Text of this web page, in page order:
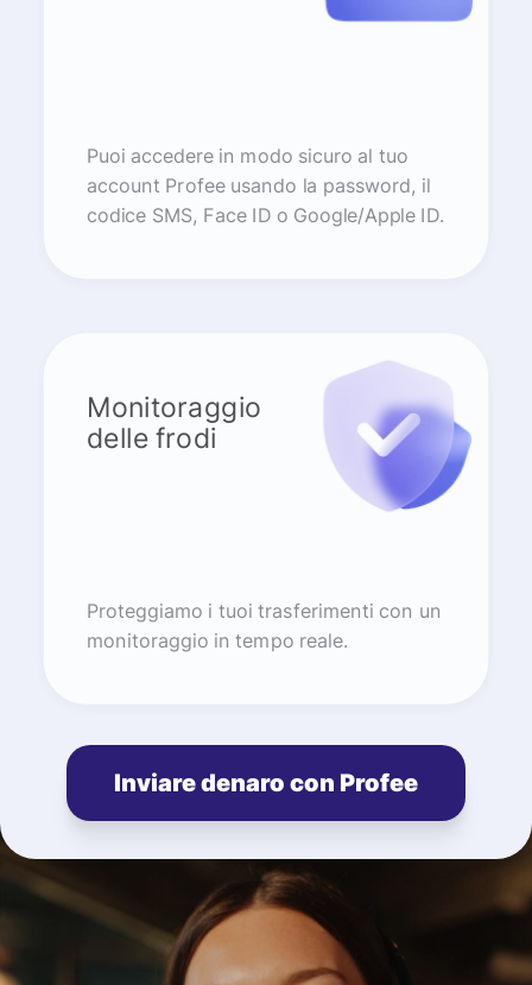
Puoi accedere in modo sicuro al tuo
account Profee usando la password, il
codice SMS, Face ID o Google/Apple ID.
Monitoraggio
delle frodi
Proteggiamo i tuoi trasferimenti con un
monitoraggio in tempo reale.
Inviare denaro con Profee